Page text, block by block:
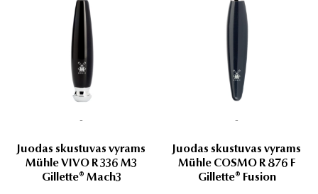
-
Juodas skustuvas vyrams
Mühle VIVO R 336 M3
Gillette® Mach3
-
Juodas skustuvas vyrams
Mühle COSMO R 876 F
Gillette® Fusion